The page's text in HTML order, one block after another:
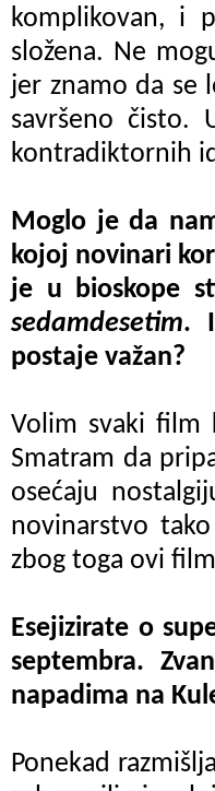
komplikovan, i
složena. Ne
jer znamo da se
savršeno čisto.
kontradiktornih
Moglo je da
kojoj novinari
je u bioskope
sedamdesetim.
postaje važan?
Volim svaki film
Smatram da
osećaju
novinarstvo
zbog toga ovi
Esejizirate o
septembra.
napadima na
Ponekad